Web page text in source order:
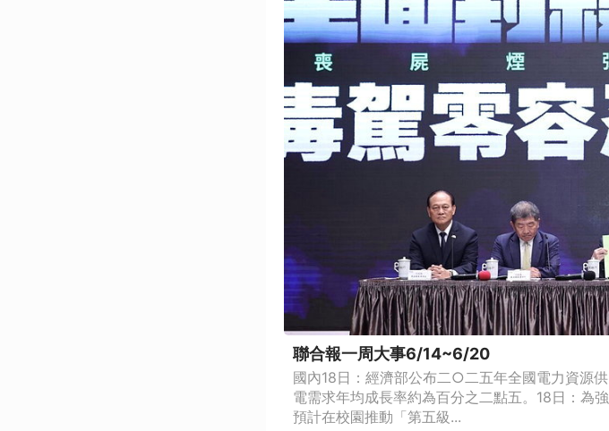
聯合報一周大事6/14~6/20
國內18日：經濟部公布二○二五年全國電力資源
電需求年均成長率約為百分之二點五。18日：為
預計在校園推動「第五級...